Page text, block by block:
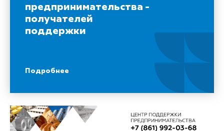
предпринимательства -
получателей
поддержки
Подробнее